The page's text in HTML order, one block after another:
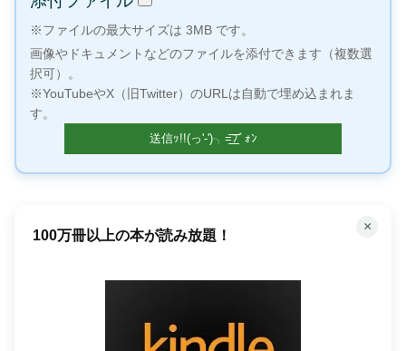
※ファイルの最大サイズは 3MB です。
画像やドキュメントなどのファイルを添付できます（複数選
択可）。
※YouTubeやX（旧Twitter）のURLは自動で埋め込まれま
す。
×
100万冊以上の本が読み放題！